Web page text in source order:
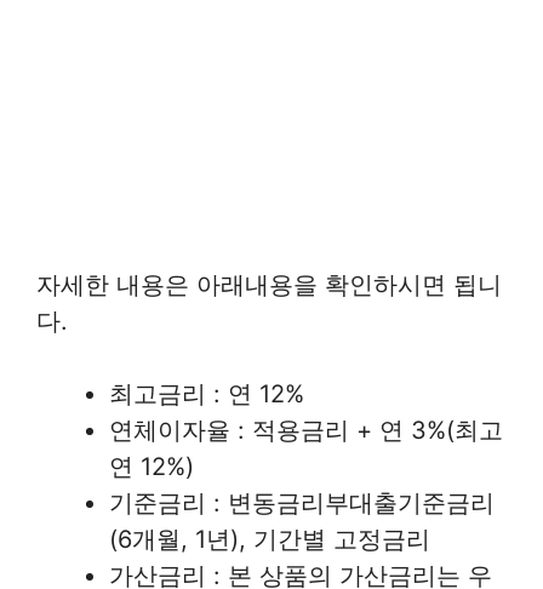
자세한 내용은 아래내용을 확인하시면 됩니
다.
최고금리 : 연 12%
연체이자율 : 적용금리 + 연 3%(최고
연 12%)
기준금리 : 변동금리부대출기준금리
(6개월, 1년), 기간별 고정금리
가산금리 : 본 상품의 가산금리는 우